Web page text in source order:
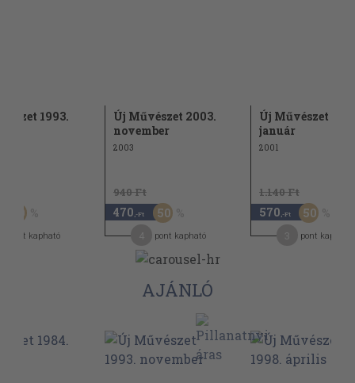
1993.
50
pont kapható
Új Művészet 2003.
november
2003
940 Ft
470 ,-Ft 50
pont kapható
Új Művészet
január
2001
1.140 Ft
570 ,-Ft 50
pont kapható
AJÁNLÓ